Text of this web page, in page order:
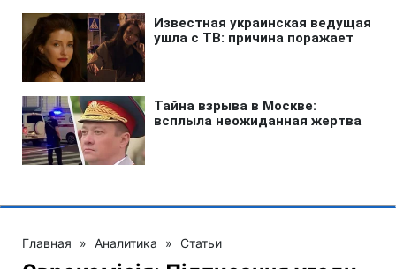
Главная » Аналитика » Статьи